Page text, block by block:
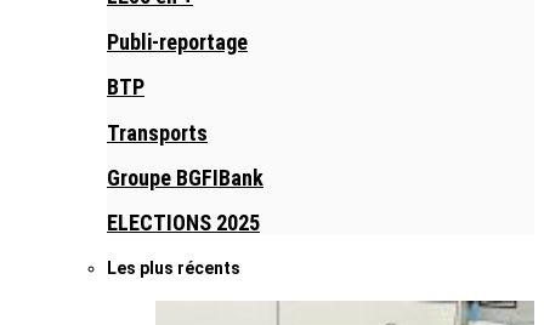
Publi-reportage
BTP
Transports
Groupe BGFIBank
ELECTIONS 2025
Les plus récents